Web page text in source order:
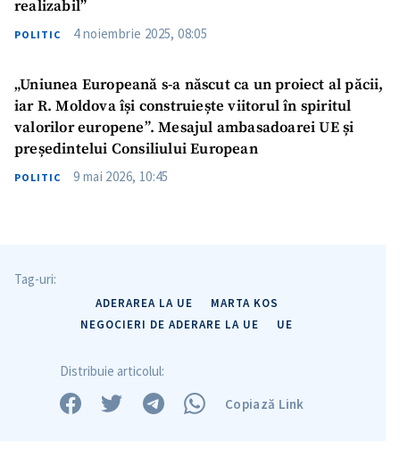
Trimite o informație
Despre ZdG
realizabil”
POLITIC 4 noiembrie 2025, 08:05
„Uniunea Europeană s-a născut ca un proiect al păcii,
iar R. Moldova își construiește viitorul în spiritul
valorilor europene”. Mesajul ambasadoarei UE și
președintelui Consiliului European
POLITIC 9 mai 2026, 10:45
Tag-uri:
ADERAREA LA UE
MARTA KOS
NEGOCIERI DE ADERARE LA UE
UE
Distribuie articolul:
Copiază Link